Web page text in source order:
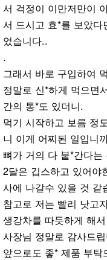
서 걱정이 이만저만이
서 드시고 효*를 보았
었습니다..
.
그래서 바로 구입하여
정말로 신*하게 먹으면
간의 통*도 있더니.
먹기 시작하고 보름 정
니 이게 어찌된 일입니
뼈가 거의 다 붙*간다는
2달은 깁스하고 있어야
사에 나갈수 있을 것 같
참고로 저는 빨리 낫고
생강차를 따듯하게 해
사장님 정말로 감사드
앞으로도 좋* 제품 부탁